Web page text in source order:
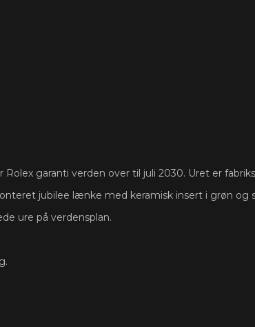
Rolex garanti verden over til juli 2030. Uret er
jubilee lænke med keramisk insert i grøn og
ure på verdensplan.